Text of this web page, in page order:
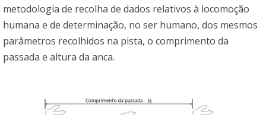
metodologia de recolha de dados relativos à locomoção
humana e de determinação, no ser humano, dos mesmos
parâmetros recolhidos na pista, o comprimento da
passada e altura da anca.